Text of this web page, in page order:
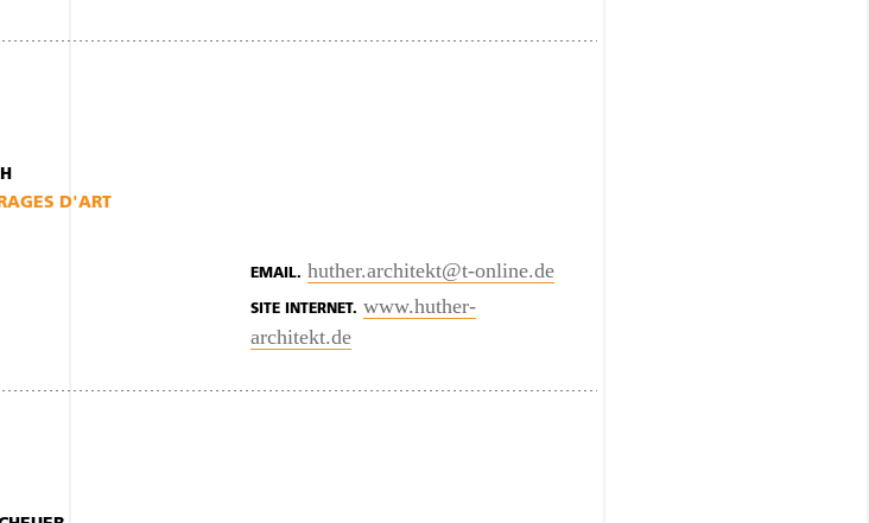
D'ART
EMAIL. huther.architekt@t-online.de
SITE INTERNET. www.huther-
architekt.de